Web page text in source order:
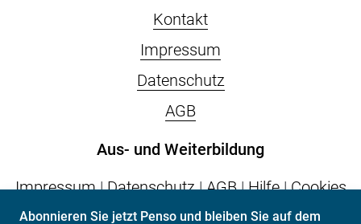
Abonnieren Sie jetzt Penso und bleiben Sie auf dem
Kontakt
Impressum
Datenschutz
AGB
Aus- und Weiterbildung
Impressum|Datenschutz|AGB|Hilfe|Cookies